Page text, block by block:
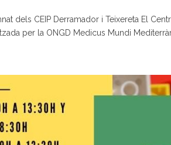
dels CEIP Derramador i Teixereta El
per la ONGD Medicus Mundi